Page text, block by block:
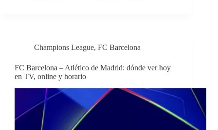
Champions League, FC Barcelona
FC Barcelona – Atlético de Madrid: dónde ver hoy
en TV, online y horario